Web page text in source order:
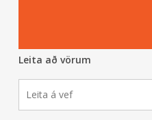
Leita að vörum